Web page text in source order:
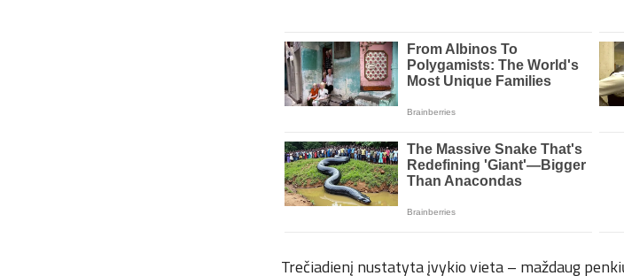
Trečiadienį nustatyta įvykio vieta – maždaug